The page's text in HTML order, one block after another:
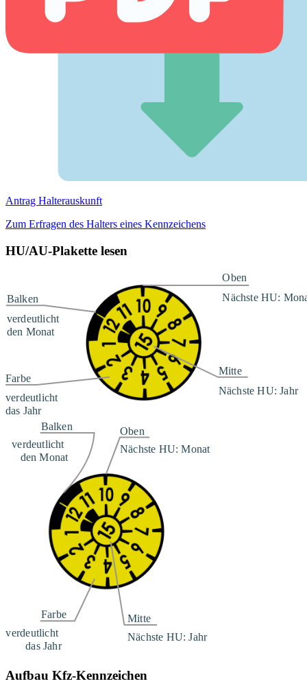
Antrag Halterauskunft
Zum Erfragen des Halters eines Kennzeichens
HU/AU-Plakette lesen
Aufbau Kfz-Kennzeichen